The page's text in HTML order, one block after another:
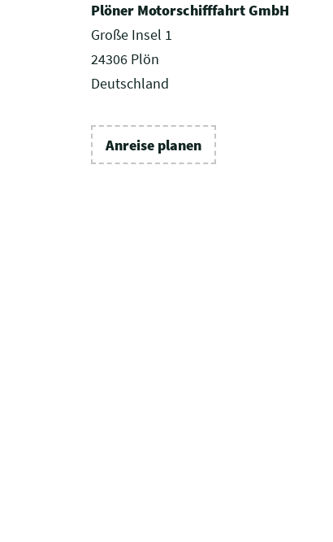
Plöner Motorschifffahrt GmbH
Große Insel 1
24306 Plön
Deutschland
Anreise planen